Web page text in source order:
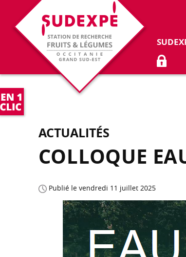
ACCÈS
ACTUALITÉS
COLLOQUE
Publié le vendredi 11 juillet 2025